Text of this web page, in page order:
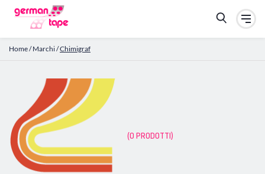
Home/Marchi/Chimigraf
(0 PRODOTTI)